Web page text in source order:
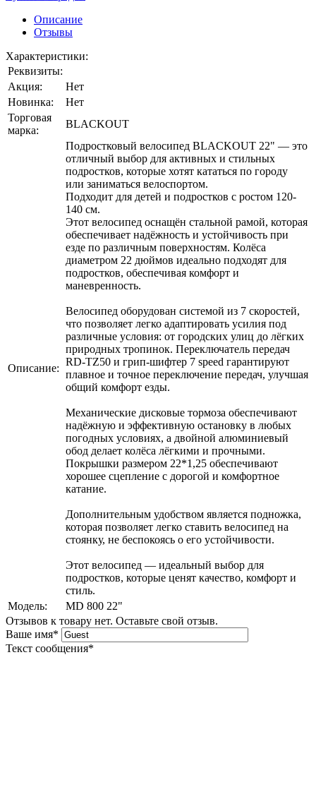
Описание
Отзывы
Характеристики:
Реквизиты:
Акция:
Нет
Новинка:
Нет
Торговая
марка:
BLACKOUT
Описание:
Подростковый велосипед BLACKOUT 22" — это
отличный выбор для активных и стильных
подростков, которые хотят кататься по городу
или заниматься велоспортом.
Подходит для детей и подростков с ростом 120-
140 см.
Этот велосипед оснащён стальной рамой, которая
обеспечивает надёжность и устойчивость при
езде по различным поверхностям. Колёса
диаметром 22 дюймов идеально подходят для
подростков, обеспечивая комфорт и
маневренность.
Велосипед оборудован системой из 7 скоростей,
что позволяет легко адаптировать усилия под
различные условия: от городских улиц до лёгких
природных тропинок. Переключатель передач
RD-TZ50 и грип-шифтер 7 speed гарантируют
плавное и точное переключение передач, улучшая
общий комфорт езды.
Механические дисковые тормоза обеспечивают
надёжную и эффективную остановку в любых
погодных условиях, а двойной алюминиевый
обод делает колёса лёгкими и прочными.
Покрышки размером 22*1,25 обеспечивают
хорошее сцепление с дорогой и комфортное
катание.
Дополнительным удобством является подножка,
которая позволяет легко ставить велосипед на
стоянку, не беспокоясь о его устойчивости.
Этот велосипед — идеальный выбор для
подростков, которые ценят качество, комфорт и
стиль.
Модель:
MD 800 22"
Отзывов к товару нет. Оставьте свой отзыв.
Ваше имя*
Текст сообщения*